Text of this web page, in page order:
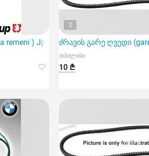
remeni ) Jp group 1118001100
2
ძრავის გარე ღვედი
თბილისი
10 ₾